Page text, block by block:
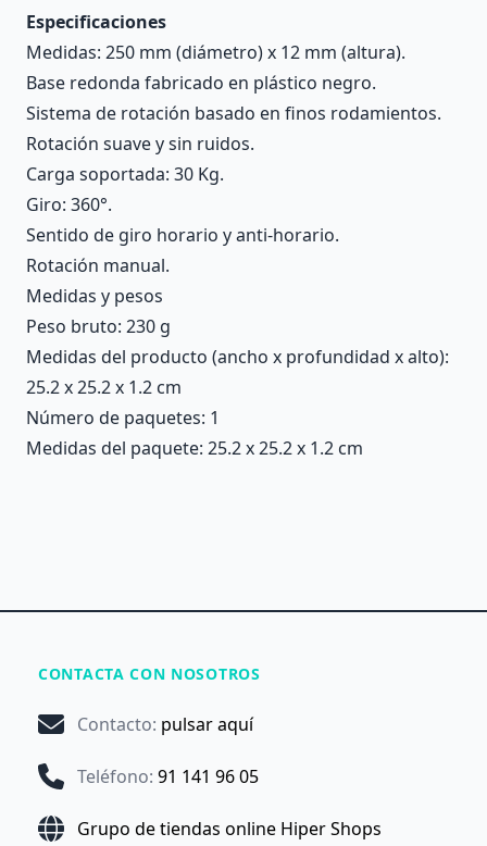
Especificaciones
Medidas: 250 mm (diámetro) x 12 mm (altura).
Base redonda fabricado en plástico negro.
Sistema de rotación basado en finos rodamientos.
Rotación suave y sin ruidos.
Carga soportada: 30 Kg.
Giro: 360°.
Sentido de giro horario y anti-horario.
Rotación manual.
Medidas y pesos
Peso bruto: 230 g
Medidas del producto (ancho x profundidad x alto):
25.2 x 25.2 x 1.2 cm
Número de paquetes: 1
Medidas del paquete: 25.2 x 25.2 x 1.2 cm
CONTACTA CON NOSOTROS
Contacto: pulsar aquí
Teléfono: 91 141 96 05
Grupo de tiendas online Hiper Shops